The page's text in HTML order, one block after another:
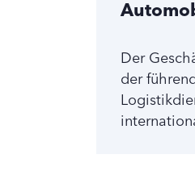
Der
der